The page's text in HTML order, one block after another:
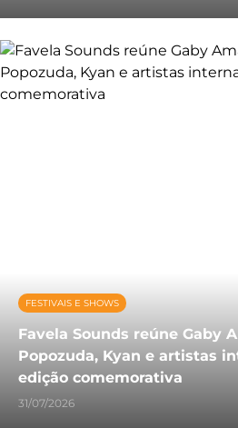
FESTIVAIS E SHOWS
Favela Sounds reúne Gaby
Popozuda, Kyan e artistas
edição comemorativa
31/07/2026